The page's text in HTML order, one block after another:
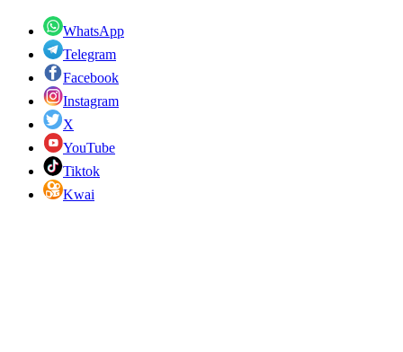
WhatsApp
Telegram
Facebook
Instagram
X
YouTube
Tiktok
Kwai